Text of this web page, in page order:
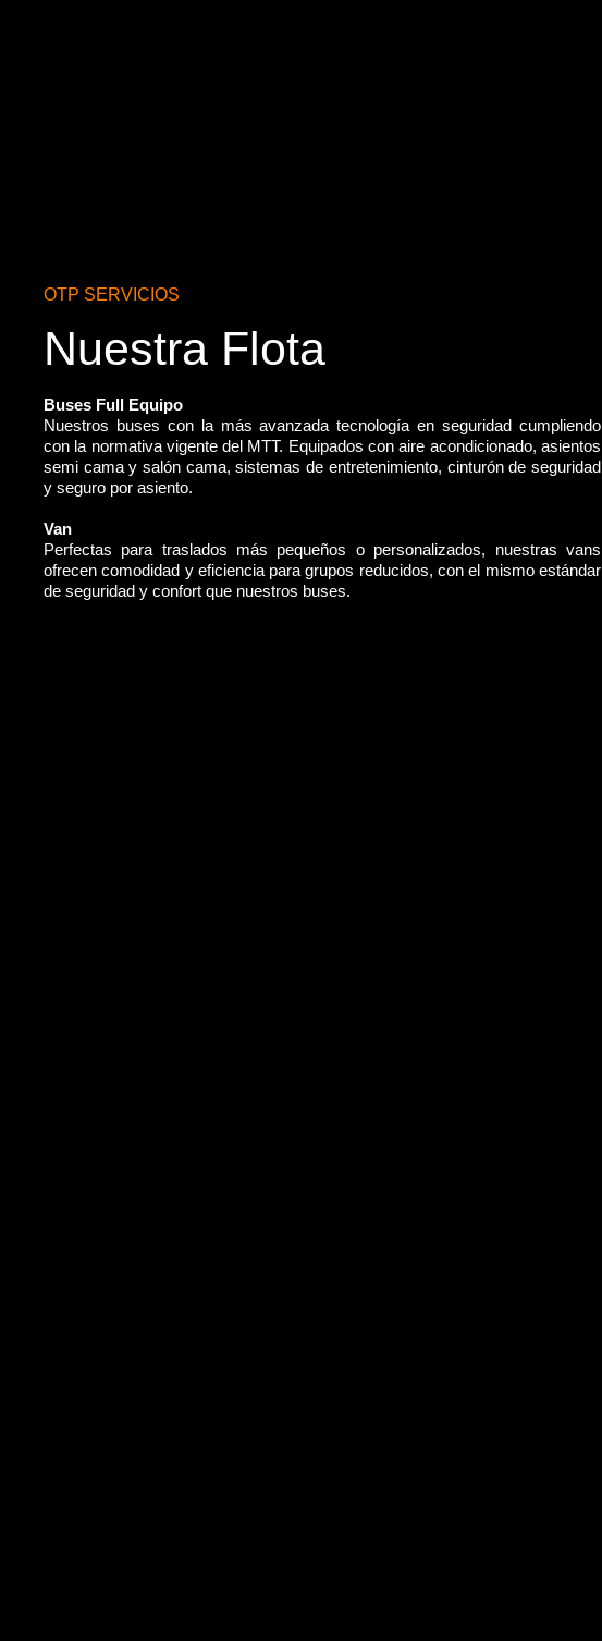
OTP SERVICIOS
Nuestra Flota
Buses Full Equipo
Nuestros buses con la más avanzada tecnología en seguridad cumpliendo
con la normativa vigente del MTT. Equipados con aire acondicionado, asientos
semi cama y salón cama, sistemas de entretenimiento, cinturón de seguridad
y seguro por asiento.
Van
Perfectas para traslados más pequeños o personalizados, nuestras vans
ofrecen comodidad y eficiencia para grupos reducidos, con el mismo estándar
de seguridad y confort que nuestros buses.